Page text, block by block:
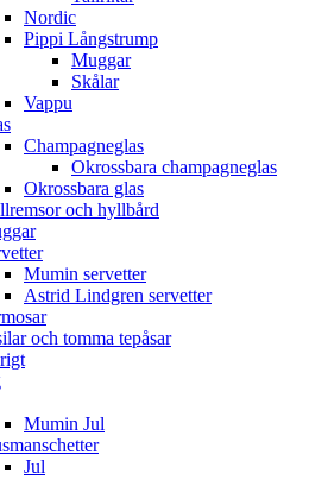
Nordic
Pippi Långstrump
Muggar
Skålar
Vappu
Champagneglas
Okrossbara champagneglas
Okrossbara glas
och hyllbård
Mumin servetter
Astrid Lindgren servetter
och tomma tepåsar
Mumin Jul
Jul